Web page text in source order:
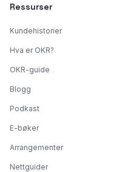
Ressurser
Kundehistorier
Hva er OKR?
OKR-guide
Blogg
Podkast
E-bøker
Arrangementer
Nettguider